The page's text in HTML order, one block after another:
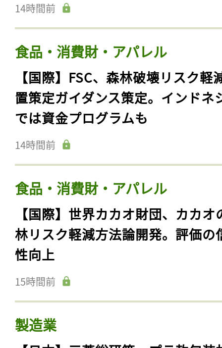
14時間前
食品・消費財・アパレル
【国際】FSC、森林破壊リスク軽
置策定ガイダンス策定。インドネ
では資金プログラムも
14時間前
食品・消費財・アパレル
【国際】世界カカオ財団、カカオ
林リスク軽減方法論開発。評価の
性向上
15時間前
製造業